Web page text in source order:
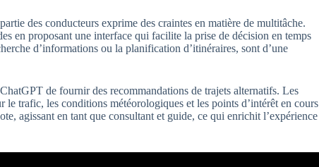
des conducteurs exprime des craintes en matière de multitâche.
en proposant une interface qui facilite la prise de décision en temps
d’informations ou la planification d’itinéraires, sont d’une
de fournir des recommandations de trajets alternatifs. Les
le trafic, les conditions météorologiques et les points d’intérêt en cours
agissant en tant que consultant et guide, ce qui enrichit l’expérience